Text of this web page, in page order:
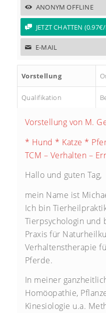
ANONYM OFFLINE
JETZT CHATTEN
E-MAIL
Vorstellung
Qualifikation
Vorstellung von M.
* Hund * Katze *
TCM – Verhalten –
Hallo und guten Tag,
mein Name ist
Ich bin
Tierpsychologin
Praxis für
Verhaltenstherapie
Pferde.
In meiner
Homöopathie,
Kinesiologie u.a.